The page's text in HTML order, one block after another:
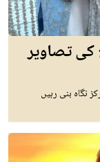
کی تصاویر
نگاہ بنی رہیں